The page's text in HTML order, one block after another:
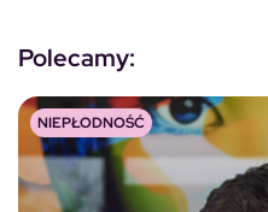
Polecamy:
NIEPŁODNOŚĆ